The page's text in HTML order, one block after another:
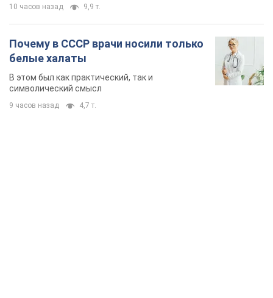
10 часов назад 9,9 т.
Почему в СССР врачи носили только
белые халаты
В этом был как практический, так и
символический смысл
9 часов назад 4,7 т.